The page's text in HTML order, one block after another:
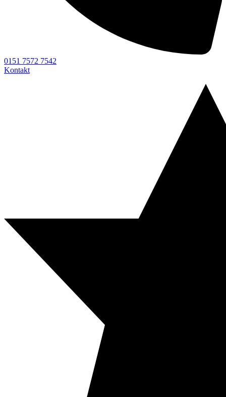
0151 7572 7542
Kontakt